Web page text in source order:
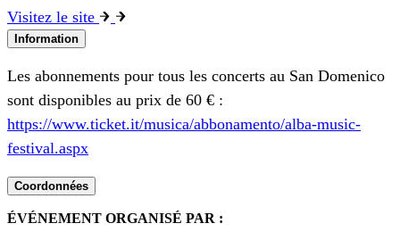
Visitez le site
Information
Les abonnements pour tous les concerts au San Domenico
sont disponibles au prix de 60 € :
https://www.ticket.it/musica/abbonamento/alba-music-
festival.aspx
Coordonnées
ÉVÉNEMENT ORGANISÉ PAR :